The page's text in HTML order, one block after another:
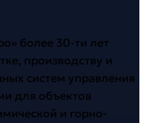
более 30-ти лет
производству и
систем управления
для объектов
и горно-